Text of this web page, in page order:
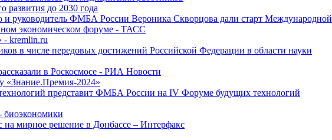
развития до 2030 года
и руководитель ФМБА России Вероника Скворцова дали старт Международной
экономическом форуме - ТАСС
- kremlin.ru
в числе передовых достижений Российской Федерации в области науки
в Роскосмосе - РИА Новости
«Знание.Премия-2024»
представит ФМБА России на IV Форуме будущих технологий
биоэкономики
мирное решение в Донбассе – Интерфакс